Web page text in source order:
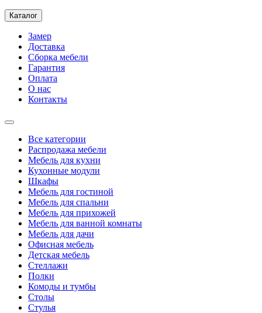
Каталог
Замер
Доставка
Сборка мебели
Гарантия
Оплата
О нас
Контакты
Все категории
Распродажа мебели
Мебель для кухни
Кухонные модули
Шкафы
Мебель для гостиной
Мебель для спальни
Мебель для прихожей
Мебель для ванной комнаты
Мебель для дачи
Офисная мебель
Детская мебель
Стеллажи
Полки
Комоды и тумбы
Столы
Стулья